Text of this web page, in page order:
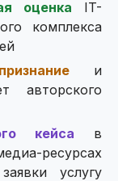
оценка IT-
комплекса
и
авторского
кейса в
ресурсах
услугу